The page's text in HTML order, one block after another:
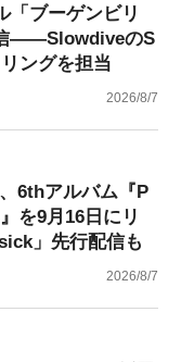
「ブーゲンビリ
——SlowdiveのS
ングを担当
2026/8/7
6thアルバム『P
を9月16日にリ
」先行配信も
2026/8/7